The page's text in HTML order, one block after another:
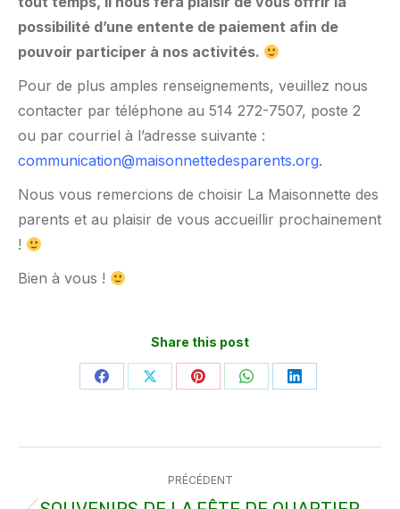
possibilité d’une entente de paiement afin de
pouvoir participer à nos activités.
Pour de plus amples renseignements, veuillez nous
contacter par téléphone au 514 272-7507, poste 2
ou par courriel à l’adresse suivante :
communication@maisonnettedesparents.org.
Nous vous remercions de choisir La Maisonnette des
parents et au plaisir de vous accueillir prochainement
!
Bien à vous !
Share this post
PartagerPartagerPartagerPartagerPartager
article
PRÉCÉDENT